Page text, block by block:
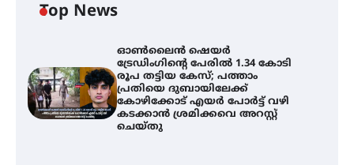
Top News
ഓൺലൈൻ ഷെയർ
ട്രേഡിംഗിന്റെ പേരിൽ 1.34 കോടി
രൂപ തട്ടിയ കേസ്; പത്താം
പ്രതിയെ ദുബായിലേക്ക്
കോഴിക്കോട് എയർ പോർട്ട് വഴി
കടക്കാൻ ശ്രമിക്കവെ അറസ്റ്റ്
ചെയ്തു